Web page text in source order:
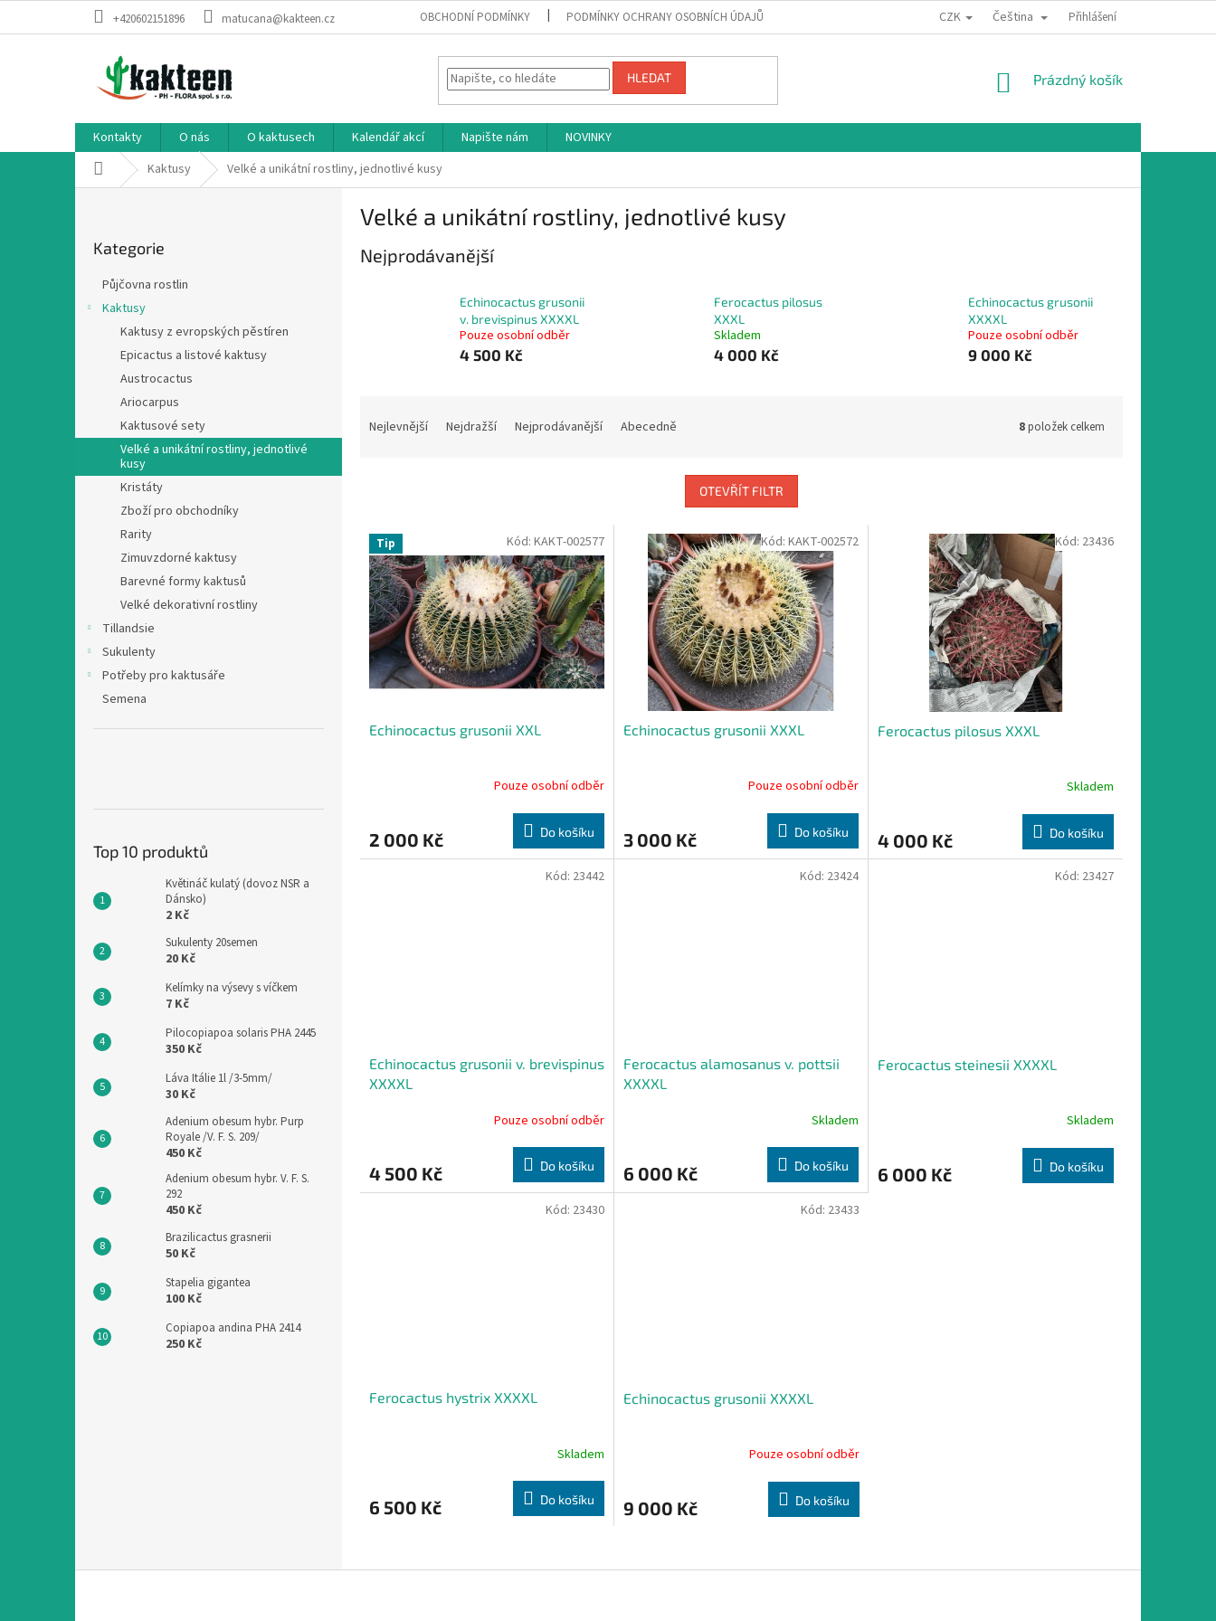
+420602151896 matucana@kakteen.cz OBCHODNÍ PODMÍNKY PODMÍNKY OCHRANY OSOBNÍCH ÚDAJŮ CZK Čeština Přihlášení
HLEDAT
NÁKUPNÍ
Prázdný košík
Kontakty O nás O kaktusech Kalendář akcí Napište nám
NOVINKY
Domů Kaktusy Velké a unikátní rostliny, jednotlivé kusy
e
kategorie
Kategorie
Půjčovna rostlin
Kaktusy
Kaktusy z evropských pěstíren
Epicactus a listové kaktusy
Austrocactus
Ariocarpus
Kaktusové sety
Velké a unikátní rostliny, jednotlivé
kusy
Kristáty
Zboží pro obchodníky
Rarity
Zimuvzdorné kaktusy
Barevné formy kaktusů
Velké dekorativní rostliny
Tillandsie
Sukulenty
Potřeby pro kaktusáře
Semena
Top 10 produktů
Květináč kulatý (dovoz NSR a
Dánsko)
2 Kč
Sukulenty 20semen
20 Kč
Kelímky na výsevy s víčkem
7 Kč
Pilocopiapoa solaris PHA 2445
350 Kč
Láva Itálie 1l /3-5mm/
30 Kč
Adenium obesum hybr. Purp
Royale /V. F. S. 209/
450 Kč
Adenium obesum hybr. V. F. S.
292
450 Kč
Brazilicactus grasnerii
50 Kč
Stapelia gigantea
100 Kč
Copiapoa andina PHA 2414
250 Kč
Velké a unikátní rostliny, jednotlivé kusy
Nejprodávanější
Echinocactus grusonii
v. brevispinus XXXXL
Pouze osobní odběr
4 500 Kč
Ferocactus pilosus
XXXL
Skladem
4 000 Kč
Echinocactus grusonii
XXXXL
Pouze osobní odběr
9 000 Kč
Nejlevnější Nejdražší Nejprodávanější Abecedně 8položek celkem
OTEVŘÍT FILTR
V
p
p
Tip
Echinocactus grusonii XXL
je
4,0
Pouze osobní odběr
2 000 Kč Do košíku
Kód: KAKT-002577
Echinocactus grusonii XXXL
je
3,1
Pouze osobní odběr
3 000 Kč Do košíku
Kód: KAKT-002572
Ferocactus pilosus XXXL
Skladem
4 000 Kč Do košíku
Kód: 23436
Echinocactus grusonii v. brevispinus
XXXXL
Pouze osobní odběr
4 500 Kč Do košíku
Kód: 23442
Ferocactus alamosanus v. pottsii
XXXXL
Skladem
6 000 Kč Do košíku
Kód: 23424
Ferocactus steinesii XXXXL
Skladem
6 000 Kč Do košíku
Kód: 23427
Ferocactus hystrix XXXXL
Skladem
6 500 Kč Do košíku
Kód: 23430
Echinocactus grusonii XXXXL
Pouze osobní odběr
9 000 Kč Do košíku
Kód: 23433
v